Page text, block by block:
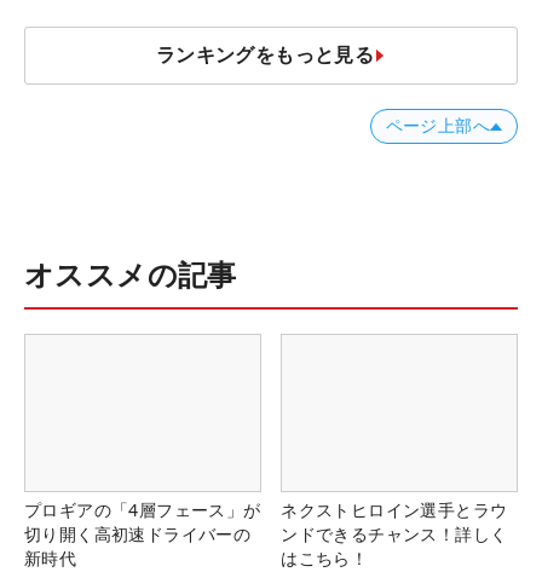
ランキングをもっと見る
ページ上部へ
オススメの記事
プロギアの「4層フェース」が
切り開く高初速ドライバーの
新時代
ネクストヒロイン選手とラウ
ンドできるチャンス！詳しく
はこちら！